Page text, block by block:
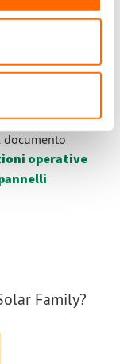
a un Sistema
di Istruzioni,
alSistema
operative
Family?